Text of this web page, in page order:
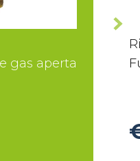
gas aperta